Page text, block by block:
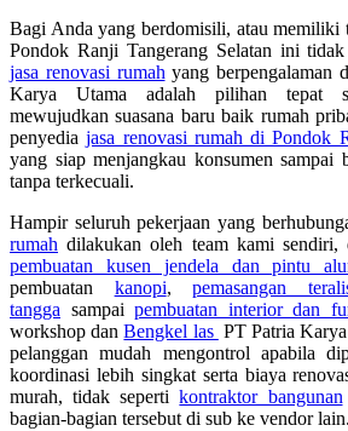
Bagi Anda yang berdomisili, atau memiliki
Pondok Ranji Tangerang Selatan ini
jasa renovasi rumah yang berpengalaman
Karya Utama adalah pilihan tepat
mewujudkan suasana baru baik rumah
penyediajasa renovasi rumah di Pondok
yang siap menjangkau konsumen sampai
tanpa terkecuali.
Hampir seluruh pekerjaan yang
rumah dilakukan oleh team kami sendiri,
pembuatan kusen jendela dan pintu
pembuatan kanopi,pemasangan
tangga sampaipembuatan interior dan
workshop danBengkel las PT Patria
pelanggan mudah mengontrol apabila
koordinasi lebih singkat serta biaya
murah, tidak sepertikontraktor bangunan
bagian-bagian tersebut di sub ke vendor lain.